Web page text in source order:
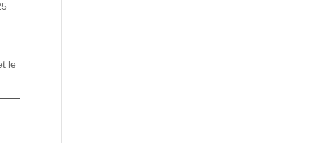
le